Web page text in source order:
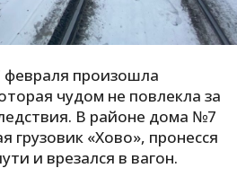
У
февраля произошла
чудом не повлекла за
В районе дома №7
грузовик «Хово», пронесся
и врезался в вагон.